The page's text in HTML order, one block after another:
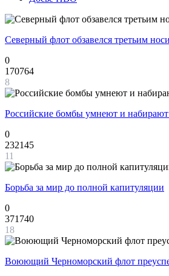
Северный флот обзавелся третьим
0
170764
8
Российские бомбы умнеют и набирают
0
232145
11
Борьба за мир до полной капитуляции
0
371740
18
Воюющий Черноморский флот